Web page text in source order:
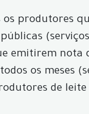
os produtores
emitirem nota
os meses
de